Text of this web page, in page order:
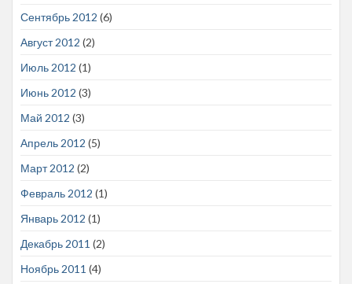
Сентябрь 2012 (6)
Август 2012 (2)
Июль 2012 (1)
Июнь 2012 (3)
Май 2012 (3)
Апрель 2012 (5)
Март 2012 (2)
Февраль 2012 (1)
Январь 2012 (1)
Декабрь 2011 (2)
Ноябрь 2011 (4)